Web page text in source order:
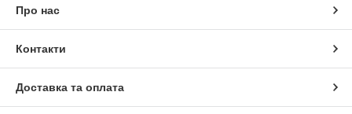
Про нас
Контакти
Доставка та оплата